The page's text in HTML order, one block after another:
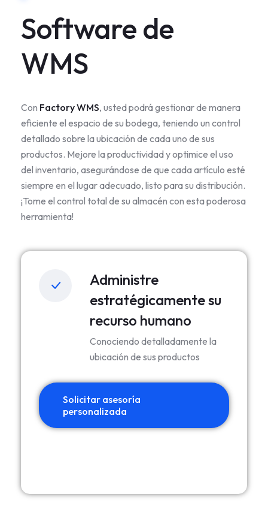
Software de
WMS
Con Factory WMS, usted podrá gestionar de manera
eficiente el espacio de su bodega, teniendo un control
detallado sobre la ubicación de cada uno de sus
productos. Mejore la productividad y optimice el uso
del inventario, asegurándose de que cada artículo esté
siempre en el lugar adecuado, listo para su distribución.
¡Tome el control total de su almacén con esta poderosa
herramienta!
Administre
estratégicamente su
recurso humano
Conociendo detalladamente la
ubicación de sus productos
Solicitar asesoría
personalizada